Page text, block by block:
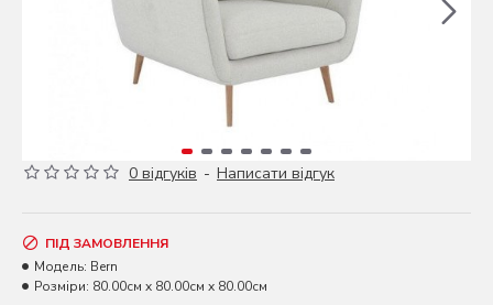
0 відгуків - Написати відгук
ПІД ЗАМОВЛЕННЯ
Модель: Bern
Розміри: 80.00см x 80.00см x 80.00см